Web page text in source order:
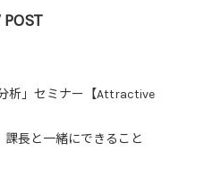
析」セミナー【Attractive
長と一緒にできること